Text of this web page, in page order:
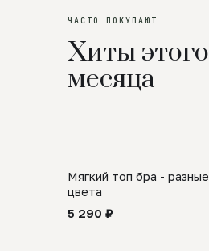
ЧАСТО ПОКУПАЮТ
Хиты этого
месяца
Мягкий топ бра - разные
цвета
5 290 ₽